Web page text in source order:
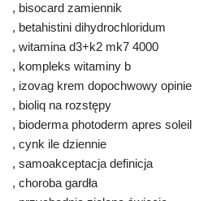
, bisocard zamiennik
, betahistini dihydrochloridum
, witamina d3+k2 mk7 4000
, kompleks witaminy b
, izovag krem dopochwowy opinie
, bioliq na rozstępy
, bioderma photoderm apres soleil
, cynk ile dziennie
, samoakceptacja definicja
, choroba gardła